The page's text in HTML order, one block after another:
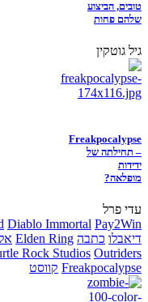
טובים, הביצוע
שלהם פחות
גיל גוטקין
Freakpocalypse
– תחילתה של
ידידות
מופלאה?
עדי פרל
Diablo Immortal Pay2Win
דיאבלו כתבה Elden Ring
Rock Studios Outriders
Freakpocalypse קווסט